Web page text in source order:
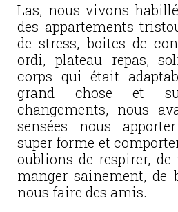
Las, nous vivons
des appartements
de stress, boites de
ordi, plateau repas,
corps qui était
grand chose et
changements, nous
sensées nous
super forme et
oublions de respirer, de
manger sainement, de
nous faire des amis.